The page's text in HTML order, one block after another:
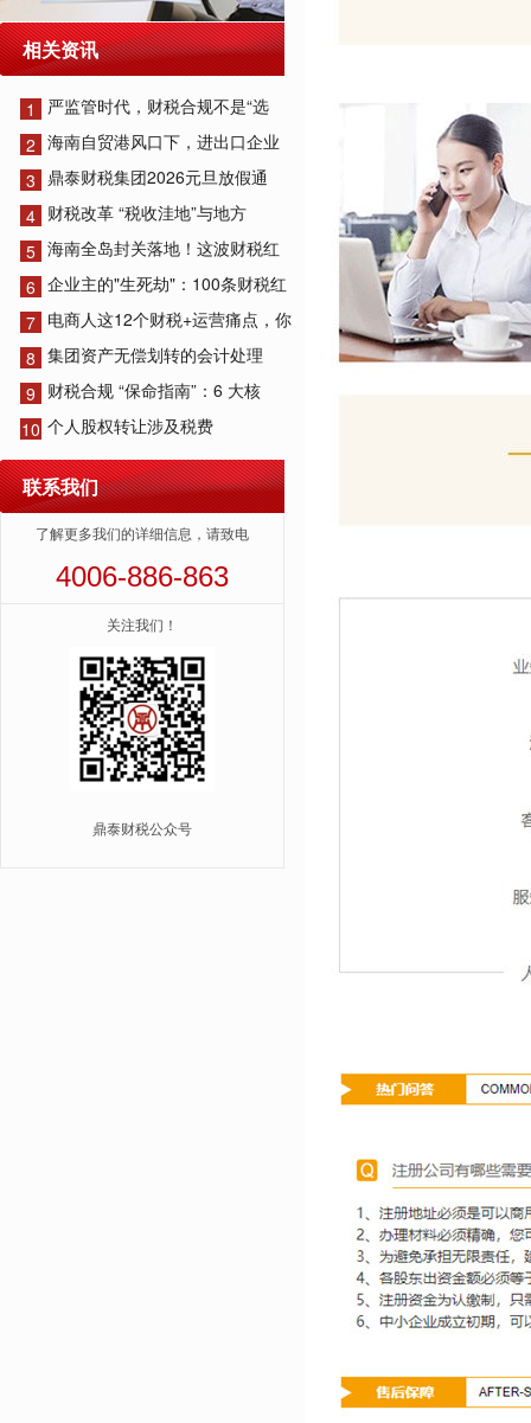
相关资讯
1
严监管时代，财税合规不是“选
2 海南自贸港风口下，进出口企业
3 鼎泰财税集团2026元旦放假通
4 财税改革 “税收洼地”与地方
5 海南全岛封关落地！这波财税红
6 企业主的"生死劫"：100条财税红
7 电商人这12个财税+运营痛点，你
8 集团资产无偿划转的会计处理
9 财税合规 “保命指南”：6 大核
10 个人股权转让涉及税费
联系我们
了解更多我们的详细信息，请致电
4006-886-863
关注我们！
鼎泰财税公众号